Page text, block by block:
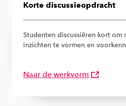
Korte discussieopdracht
Studenten discussiëren kort om
inzichten te vormen en
Naar de werkvorm